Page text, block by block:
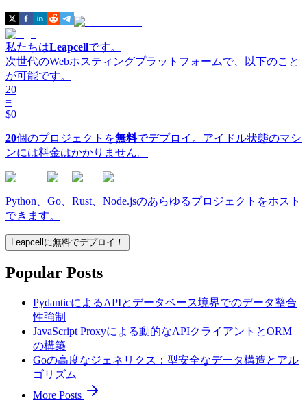
私たちはLeapcellです。
次世代のWebホスティングプラットフォームで、以下のこと
が可能です。
20
=
$0
20個のプロジェクトを無料でデプロイ。アイドル状態のマシ
ンには料金はかかりません。
Python、Go、Rust、Node.jsのあらゆるプロジェクトをホスト
できます。
Leapcellに無料でデプロイ！
Popular Posts
PydanticによるAPIとデータベース境界でのデータ整合
性強制
JavaScript Proxyによる動的なAPIクライアントとORM
の構築
Goの高度なジェネリクス：型安全なデータ構造とアル
ゴリズム
More Posts